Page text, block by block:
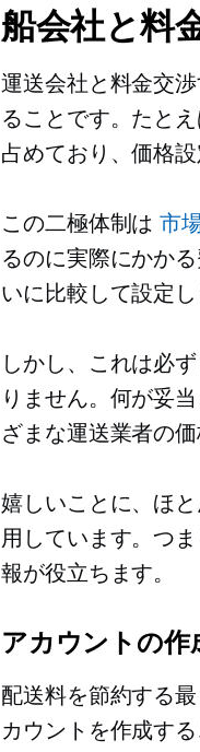
船会社と料
運送会社と料金交
ることです。たと
占めており、価格
この二極体制は市
るのに実際にかか
いに比較して設定し
しかし、これは必
りません。何が妥
ざまな運送業者の
嬉しいことに、ほ
用しています。つ
報が役立ちます。
アカウントの作
配送料を節約する
カウントを作成す